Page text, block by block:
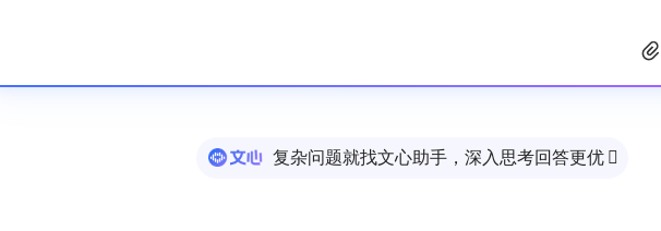
复杂问题就找文心助手，深入思考回答更优 